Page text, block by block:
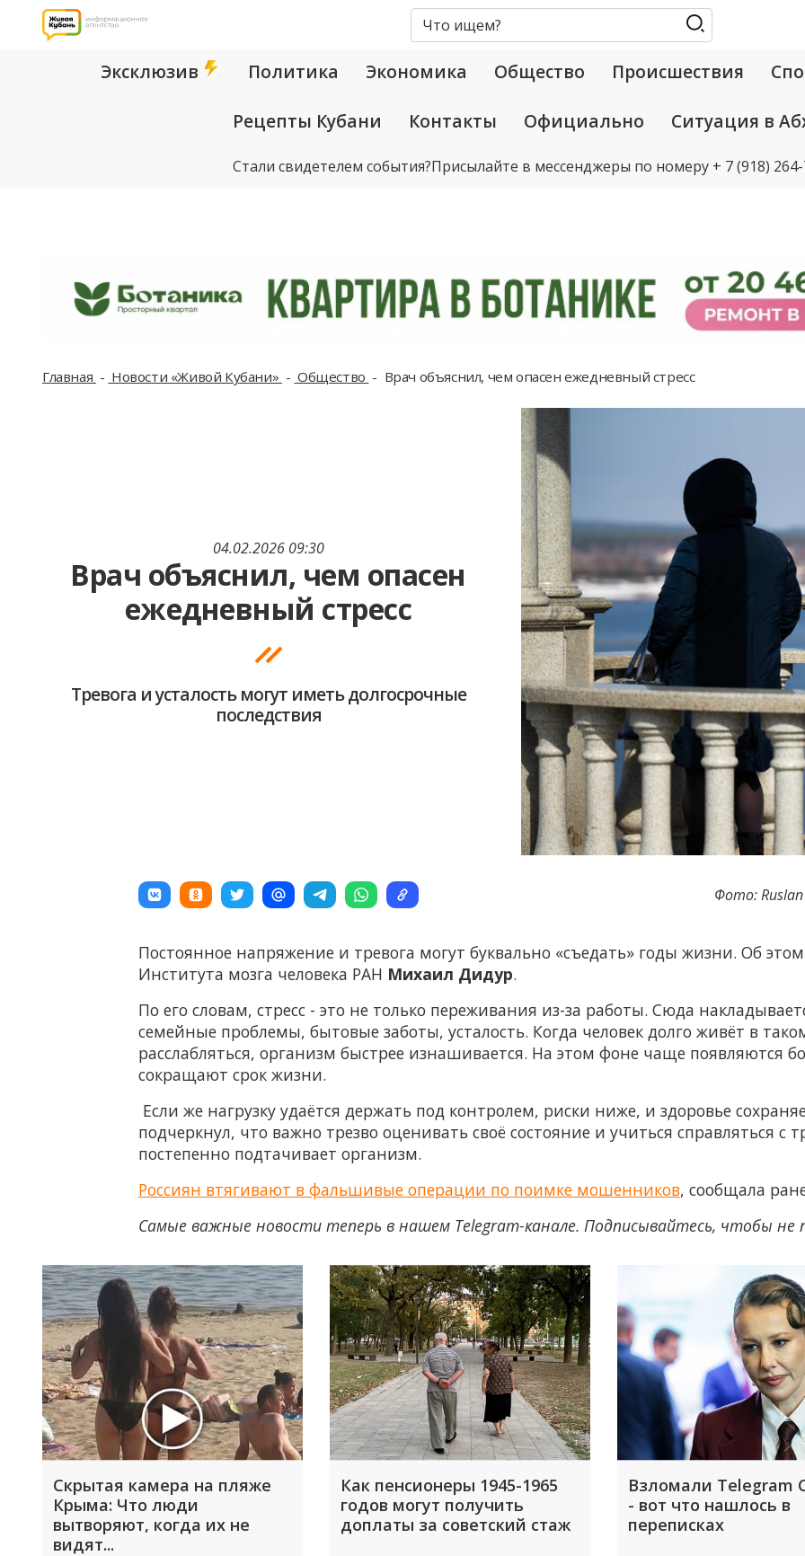
Эксклюзив Политика Экономика Общество Происшествия
Рецепты Кубани Контакты Официально Ситуация в
Стали свидетелем события?Присылайте в мессенджеры по номеру + 7 (918)
Главная Новости «Живой Кубани» Общество Врач объяснил, чем опасен ежедневный стресс
04.02.2026 09:30
Врач объяснил, чем опасен
ежедневный стресс
Тревога и усталость могут иметь долгосрочные
последствия
Фото: Ruslan
Постоянное напряжение и тревога могут буквально «съедать» годы жизни. Об этом
Института мозга человека РАН Михаил Дидур.
По его словам, стресс - это не только переживания из-за работы. Сюда
семейные проблемы, бытовые заботы, усталость. Когда человек долго живёт в
расслабляться, организм быстрее изнашивается. На этом фоне чаще появляются
сокращают срок жизни.
Если же нагрузку удаётся держать под контролем, риски ниже, и здоровье
подчеркнул, что важно трезво оценивать своё состояние и учиться справляться с
постепенно подтачивает организм.
Россиян втягивают в фальшивые операции по поимке мошенников, сообщала
Самые важные новости теперь в нашем Telegram-канале. Подписывайтесь, чтобы
Скрытая камера на пляже
Крыма: Что люди
вытворяют, когда их не
видят...
Как пенсионеры 1945-1965
годов могут получить
доплаты за советский стаж
Взломали Telegram
- вот что нашлось в
переписках